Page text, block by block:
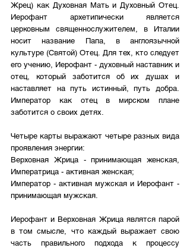
Жрец) как Духовная Мать и Духовный Отец.
Иерофант архетипически является
церковным священнослужителем, в Италии
носит название Папа, в англоязычной
культуре (Святой) Отец. Для тех, кто следует
его учению, Иерофант - духовный наставник и
отец, который заботится об их душах и
наставляет на путь истинный, путь добра.
Император как отец в мирском плане
заботится о своих детях.
Четыре карты выражают четыре разных вида
проявления энергии:
Верховная Жрица - принимающая женская,
Императрица - активная женская;
Император - активная мужская и Иерофант -
принимающая мужская.
Иерофант и Верховная Жрица являтся парой
в том смысле, что каждый выражает свою
часть правильного подхода к процессу